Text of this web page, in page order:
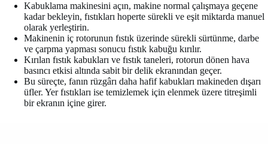
Kabuklama makinesini açın, makine normal çalışmaya geçene
kadar bekleyin, fıstıkları hoperte sürekli ve eşit miktarda manuel
olarak yerleştirin.
Makinenin iç rotorunun fıstık üzerinde sürekli sürtünme, darbe
ve çarpma yapması sonucu fıstık kabuğu kırılır.
Kırılan fıstık kabukları ve fıstık taneleri, rotorun dönen hava
basıncı etkisi altında sabit bir delik ekranından geçer.
Bu süreçte, fanın rüzgârı daha hafif kabukları makineden dışarı
üfler. Yer fıstıkları ise temizlemek için elenmek üzere titreşimli
bir ekranın içine girer.